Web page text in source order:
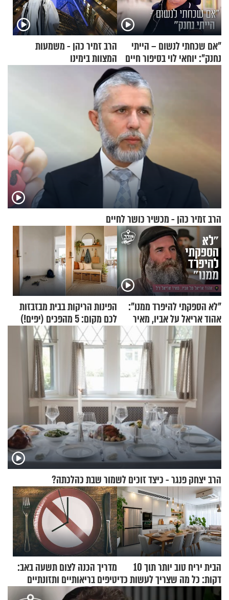
"אם שכחתי לנשום – הייתי
נחנק": יוחאי לוי בסיפור חיים
הרב זמיר כהן - משמעות
המצוות בימינו
הרב זמיר כהן - מכשיר כושר לחיים
"לא הספקתי להיפרד ממנו":
אהוד אריאל על אביו, מאיר
אריאל ז"ל
הפינות הריקות בבית מבזבזות
לכם מקום: 5 מהפכים (יפים!)
שאפשר לעשות כבר היום
הרב יצחק פנגר - כיצד זוכים לשמור שבת כהלכתה?
הבית יריח טוב יותר תוך 10
דקות: כל מה שצריך לעשות כדי
לרענן את הבית
מדריך הכנה לצום תשעה באב:
טיפים בריאותיים ותזונתיים
לשמירה על הגוף